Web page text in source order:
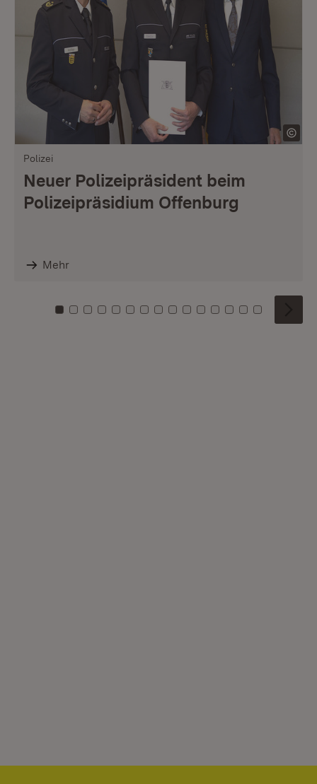
Polizei
Neuer Polizeipräsident beim
Polizeipräsidium Offenburg
Mehr
Zu Kachel: 0
Zu Kachel: 1
Zu Kachel: 2
Zu Kachel: 3
Zu Kachel: 4
Zu Kachel: 5
Zu Kachel: 6
Zu Kachel: 7
Zu Kachel: 8
Zu Kachel: 9
Zu Kachel: 10
Zu Kachel: 11
Zu Kachel: 12
Zu Kachel:
Zu